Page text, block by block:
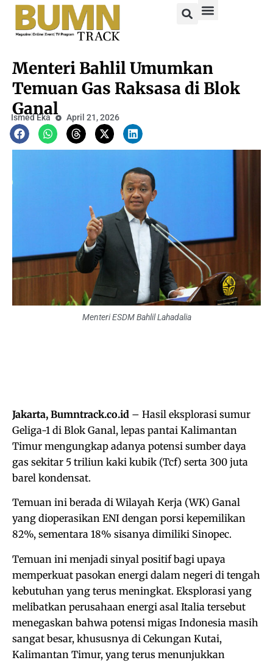
Menteri Bahlil Umumkan
Temuan Gas Raksasa di Blok
Ganal
Ismed Eka April 21, 2026
Menteri ESDM Bahlil Lahadalia
Jakarta, Bumntrack.co.id – Hasil eksplorasi sumur
Geliga-1 di Blok Ganal, lepas pantai Kalimantan
Timur mengungkap adanya potensi sumber daya
gas sekitar 5 triliun kaki kubik (Tcf) serta 300 juta
barel kondensat.
Temuan ini berada di Wilayah Kerja (WK) Ganal
yang dioperasikan ENI dengan porsi kepemilikan
82%, sementara 18% sisanya dimiliki Sinopec.
Temuan ini menjadi sinyal positif bagi upaya
memperkuat pasokan energi dalam negeri di tengah
kebutuhan yang terus meningkat. Eksplorasi yang
melibatkan perusahaan energi asal Italia tersebut
menegaskan bahwa potensi migas Indonesia masih
sangat besar, khususnya di Cekungan Kutai,
Kalimantan Timur, yang terus menunjukkan